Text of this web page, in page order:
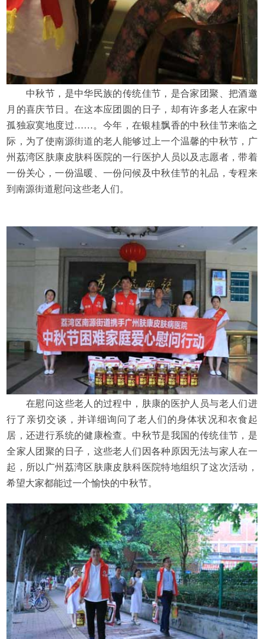
中秋节，是中华民族的传统佳节，是合家团聚、把酒邀
月的喜庆节日。在这本应团圆的日子，却有许多老人在家中
孤独寂寞地度过……。今年，在银桂飘香的中秋佳节来临之
际，为了使南源街道的老人能够过上一个温馨的中秋节，广
州荔湾区肤康皮肤科医院的一行医护人员以及志愿者，带着
一份关心，一份温暖、一份问候及中秋佳节的礼品，专程来
到南源街道慰问这些老人们。
在慰问这些老人的过程中，肤康的医护人员与老人们进
行了亲切交谈，并详细询问了老人们的身体状况和衣食起
居，还进行系统的健康检查。中秋节是我国的传统佳节，是
全家人团聚的日子，这些老人们因各种原因无法与家人在一
起，所以广州荔湾区肤康皮肤科医院特地组织了这次活动，
希望大家都能过一个愉快的中秋节。